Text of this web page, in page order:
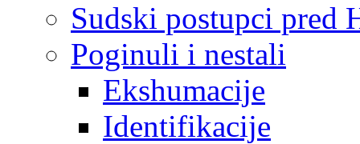
Sudski postupci pred
Poginuli i nestali
Ekshumacije
Identifikacije